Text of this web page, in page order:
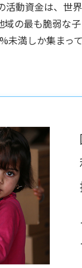
動資金は、世
の最も脆弱な
満しか集まって